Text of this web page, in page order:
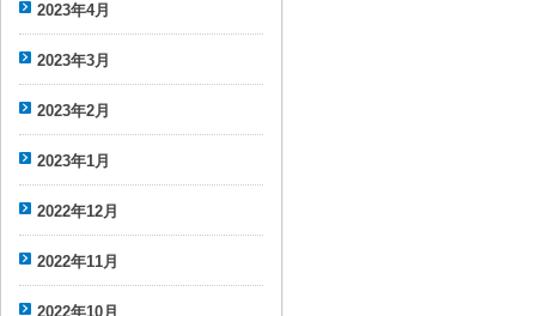
2023年4月
2023年3月
2023年2月
2023年1月
2022年12月
2022年11月
2022年10月